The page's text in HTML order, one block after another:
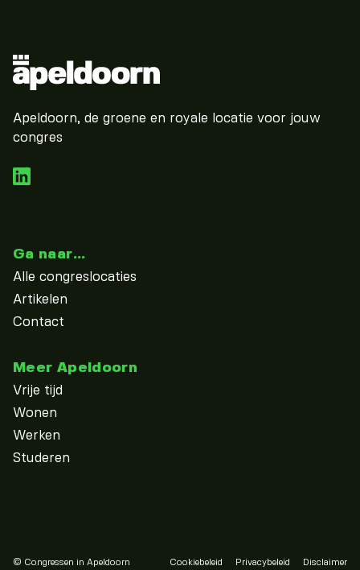
Apeldoorn, de groene en royale locatie voor jouw
congres
Ga naar...
Alle congreslocaties
Artikelen
Contact
Meer Apeldoorn
Vrije tijd
Wonen
Werken
Studeren
© Congressen in Apeldoorn Cookiebeleid Privacybeleid Disclaimer